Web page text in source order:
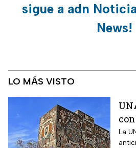
sigue a adn
News!
LO MÁS VISTO
La